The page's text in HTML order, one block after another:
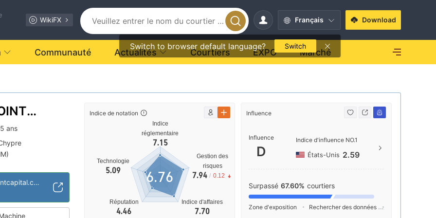
WikiFX Français
Switch to browser default language? Switch
Download
Communauté Actualités Courtiers EXPO Marché
ans
https://wisdompointcapital.com/
Indice de notation
Indice
réglementaire
7.15
Technologie
5.09
Réputation
4.46
Indice d'affaires
7.70
Gestion des
risques
7.94 / 0.12
6.76
Influence
Influence
D
Indice d'influence NO.1
États-Unis 2.59
Surpassé 67.60% courtiers
Zone d'exposition Rechercher des données